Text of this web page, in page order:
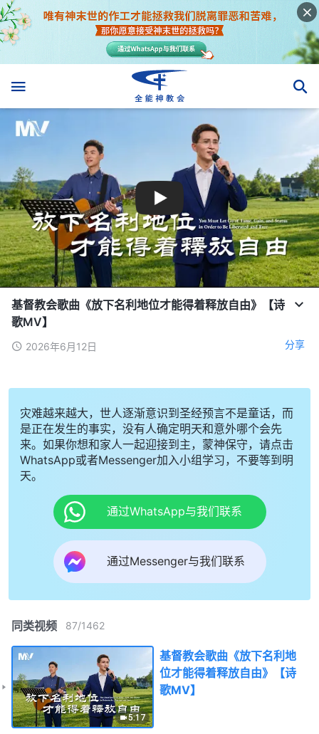
基督教会歌曲《放下名利地位才能得着释放自由》【诗
歌MV】
2026年6月12日 分享
灾难越来越大，世人逐渐意识到圣经预言不是童话，而
是正在发生的事实，没有人确定明天和意外哪个会先
来。如果你想和家人一起迎接到主，蒙神保守，请点击
WhatsApp或者Messenger加入小组学习，不要等到明
天。
通过WhatsApp与我们联系
通过Messenger与我们联系
同类视频 87/1462
5:17
基督教会歌曲《放下名利地
位才能得着释放自由》【诗
歌MV】